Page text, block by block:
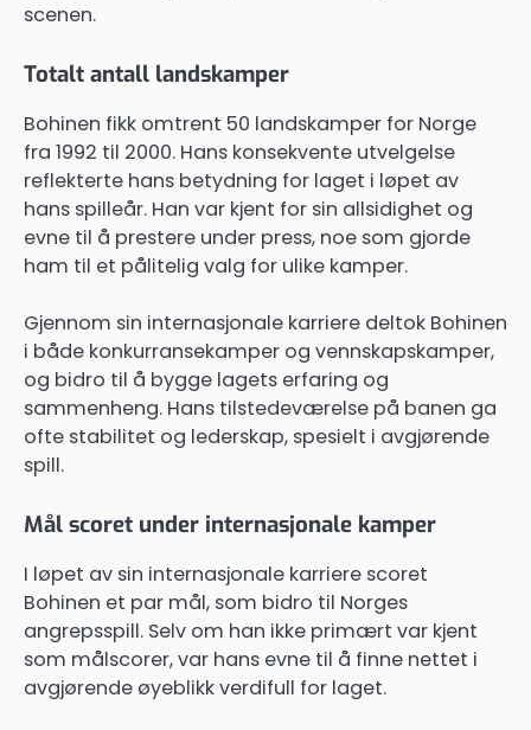
scenen.
Totalt antall landskamper
Bohinen fikk omtrent 50 landskamper for Norge
fra 1992 til 2000. Hans konsekvente utvelgelse
reflekterte hans betydning for laget i løpet av
hans spilleår. Han var kjent for sin allsidighet og
evne til å prestere under press, noe som gjorde
ham til et pålitelig valg for ulike kamper.
Gjennom sin internasjonale karriere deltok Bohinen
i både konkurransekamper og vennskapskamper,
og bidro til å bygge lagets erfaring og
sammenheng. Hans tilstedeværelse på banen ga
ofte stabilitet og lederskap, spesielt i avgjørende
spill.
Mål scoret under internasjonale kamper
I løpet av sin internasjonale karriere scoret
Bohinen et par mål, som bidro til Norges
angrepsspill. Selv om han ikke primært var kjent
som målscorer, var hans evne til å finne nettet i
avgjørende øyeblikk verdifull for laget.